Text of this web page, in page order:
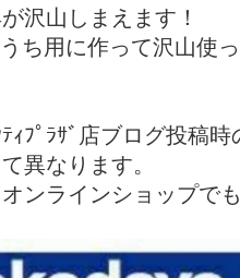
沢山しまえます！
ち用に作って沢山使
ﾌﾟﾗｻﾞ店ブログ投稿時
異なります。
ンラインショップで